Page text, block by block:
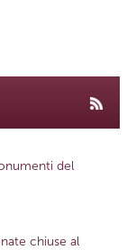
del
chiuse al